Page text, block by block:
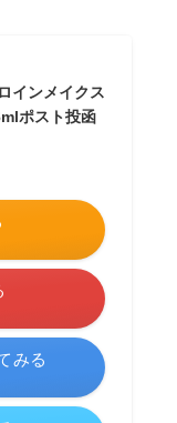
インメイクス
ポスト投函
みる